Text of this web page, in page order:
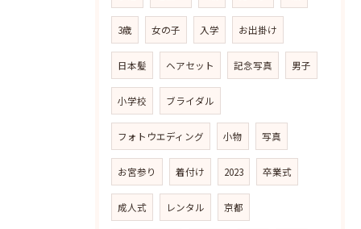
3歳 女の子 入学 お出掛け
日本髪 ヘアセット 記念写真 男子
小学校 ブライダル
フォトウエディング 小物 写真
お宮参り 着付け 2023 卒業式
成人式 レンタル 京都